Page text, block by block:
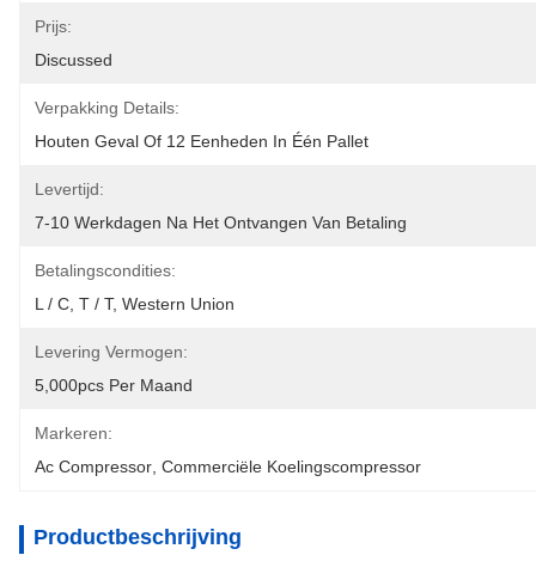
Prijs:
Discussed
Verpakking Details:
Houten Geval Of 12 Eenheden In Één Pallet
Levertijd:
7-10 Werkdagen Na Het Ontvangen Van Betaling
Betalingscondities:
L / C, T / T, Western Union
Levering Vermogen:
5,000pcs Per Maand
Markeren:
Ac Compressor Commerciële Koelingscompressor
Productbeschrijving